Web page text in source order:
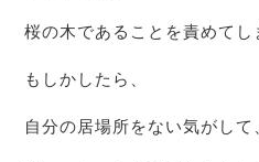
桜の木であることを責めてし
もしかしたら、
自分の居場所をない気がして